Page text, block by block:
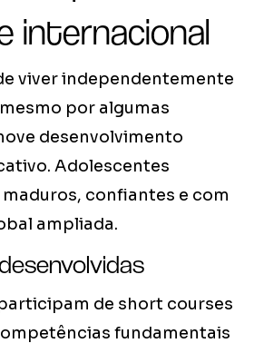
internacional
viver independentemente
por algumas
desenvolvimento
Adolescentes
confiantes e com
ampliada.
de short courses
fundamentais